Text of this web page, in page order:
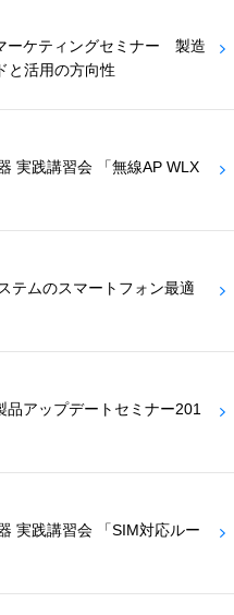
ーケティングセミナー 製造
と活用の方向性
実践講習会 「無線AP WLX
テムのスマートフォン最適
アップデートセミナー201
実践講習会 「SIM対応ルー